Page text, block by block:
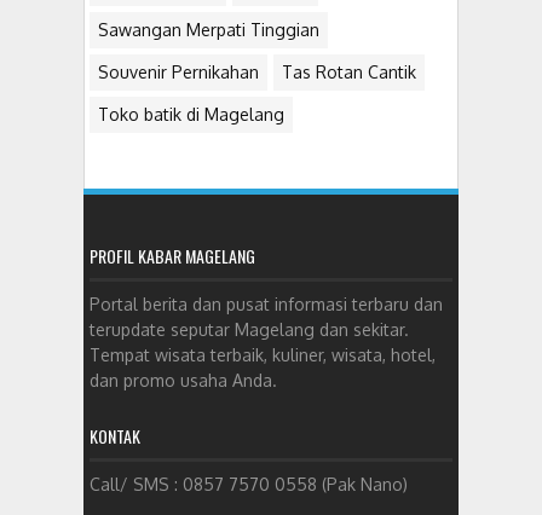
Sawangan Merpati Tinggian
Souvenir Pernikahan Tas Rotan Cantik
Toko batik di Magelang
PROFIL KABAR MAGELANG
Portal berita dan pusat informasi terbaru dan
terupdate seputar Magelang dan sekitar.
Tempat wisata terbaik, kuliner, wisata, hotel,
dan promo usaha Anda.
KONTAK
Call/ SMS : 0857 7570 0558 (Pak Nano)